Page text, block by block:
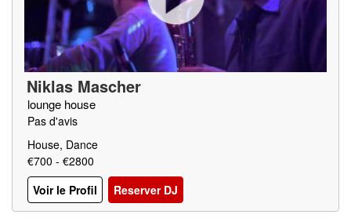
Niklas Mascher
lounge house
Pas d'avis
House, Dance
€700 - €2800
Voir le Profil
Reserver DJ